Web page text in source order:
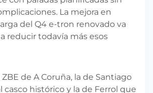
La mejora en
del Q4 e-tron renovado va
reducir todavía más esos
de A Coruña, la de Santiago
casco histórico y la de Ferrol que